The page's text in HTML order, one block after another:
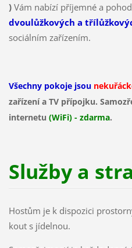
)Vám nabízí příjemné a
dvoulůžkových a
sociálním zařízením.
Všechny pokoje jsou
zařízení a TV přípojku.
internetu (WiFi) - zdarma.
Služby a
Hostům je k dispozici
kout s jídelnou.